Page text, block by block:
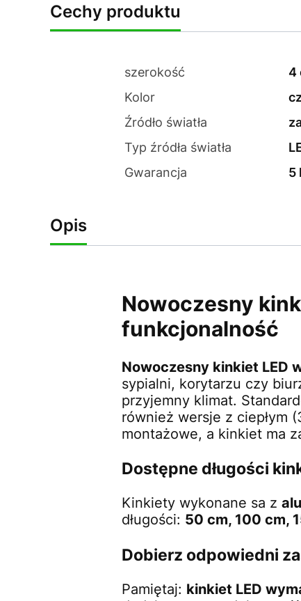
Cechy produktu
szerokość 4
Kolor
Źródło światła
Typ źródła światła
Gwarancja
5
Opis
Nowoczesny
funkcjonalność
Nowoczesny kinkiet LED
sypialni, korytarzu czy
przyjemny klimat.
również wersje z ciepłym
montażowe, a kinkiet ma
Dostępne długości
Kinkiety wykonane sa z
długości: 50 cm, 100 cm,
Dobierz odpowiedni
Pamiętaj: kinkiet LED